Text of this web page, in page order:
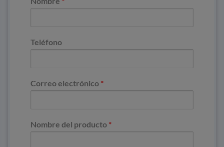
Teléfono
Correo electrónico *
Nombre del producto *